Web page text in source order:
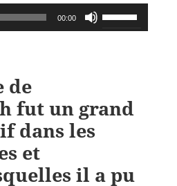
00:00
diminuer
de
fut un grand
dans les
et
il a pu